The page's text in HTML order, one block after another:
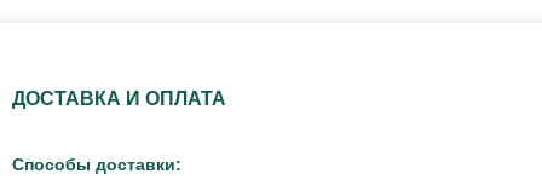
ДОСТАВКА И ОПЛАТА
Способы доставки: